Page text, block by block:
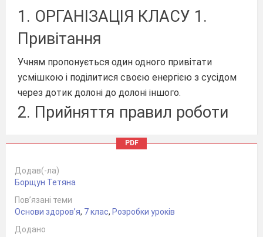
1. ОРГАНІЗАЦІЯ КЛАСУ 1.
Привітання
Учням пропонується один одного привітати
усмішкою і поділитися своєю енергією з сусідом
через дотик долоні до долоні іншого.
2. Прийняття правил роботи
(взаємодопомога, вислуховувати один одного, не
перебиваючи тощо).
2. ПЕРЕВІРКА ДОМАШНЬОГО
PDF
Додав(-ла)
Борщун Тетяна
Пов’язані теми
Основи здоров’я, 7 клас, Розробки уроків
Додано